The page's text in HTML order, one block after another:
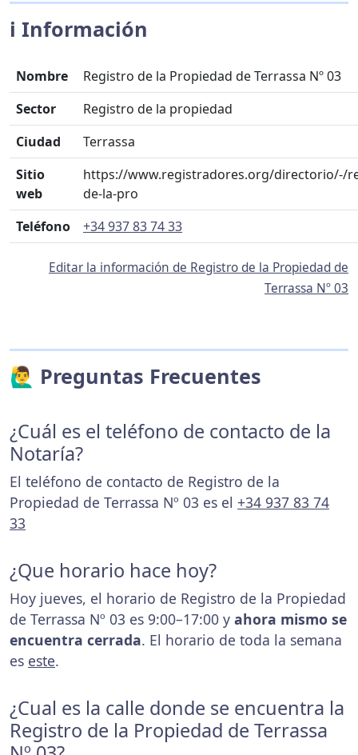
ℹ️ Información
Nombre
Registro de la Propiedad de Terrassa Nº 03
Sector
Registro de la propiedad
Ciudad
Terrassa
Sitio
web
https://www.registradores.org/directorio/-/
de-la-pro
Teléfono
+34 937 83 74 33
Editar la información de Registro de la Propiedad de
Terrassa Nº 03
🙋‍♂️ Preguntas Frecuentes
¿Cuál es el teléfono de contacto de la
Notaría?
El teléfono de contacto de Registro de la
Propiedad de Terrassa Nº 03 es el +34 937 83 74
33
¿Que horario hace hoy?
Hoy jueves, el horario de Registro de la Propiedad
de Terrassa Nº 03 es 9:00–17:00 y ahora mismo se
encuentra cerrada. El horario de toda la semana
es este.
¿Cual es la calle donde se encuentra la
Registro de la Propiedad de Terrassa